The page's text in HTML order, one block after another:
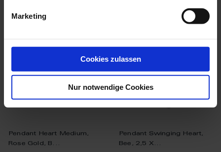
Marketing
Cookies zulassen
Nur notwendige Cookies
Pendant Heart Medium,
Rose Gold, B...
Pendant Swinging Heart,
Bee, 2,5 X...